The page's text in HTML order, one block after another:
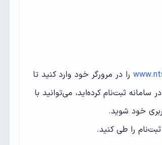
را در مرورگر خود وارد کنید تا
ثبت‌نام کرده‌اید، می‌توانید با
خود شوید.
را طی کنید.